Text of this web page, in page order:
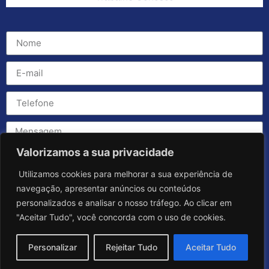
Valorizamos a sua privacidade
Utilizamos cookies para melhorar a sua experiência de
navegação, apresentar anúncios ou conteúdos
personalizados e analisar o nosso tráfego. Ao clicar em
"Aceitar Tudo", você concorda com o uso de cookies.
Personalizar Rejeitar Tudo Aceitar Tudo
Enviar